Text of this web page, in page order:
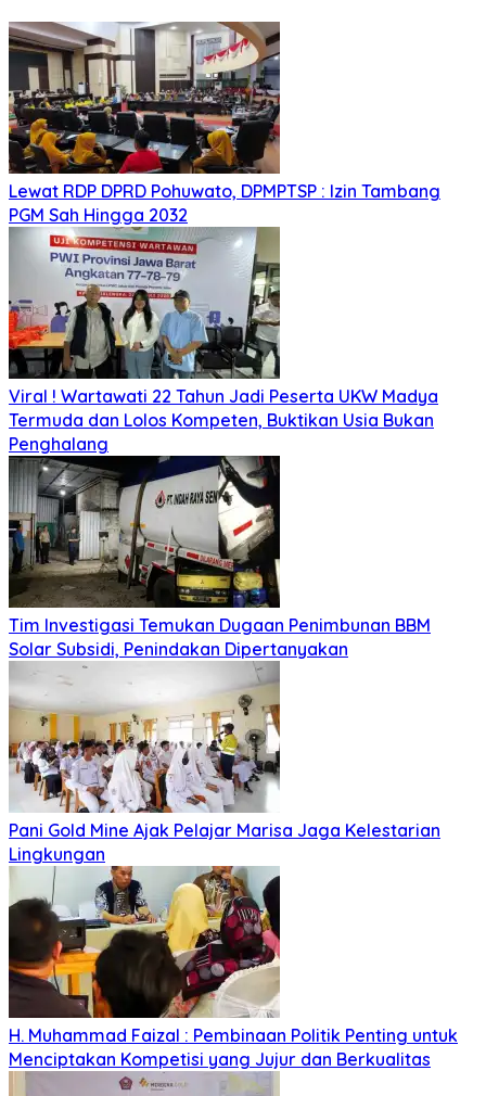
Lewat RDP DPRD Pohuwato, DPMPTSP : Izin Tambang
PGM Sah Hingga 2032
Viral ! Wartawati 22 Tahun Jadi Peserta UKW Madya
Termuda dan Lolos Kompeten, Buktikan Usia Bukan
Penghalang
Tim Investigasi Temukan Dugaan Penimbunan BBM
Solar Subsidi, Penindakan Dipertanyakan
Pani Gold Mine Ajak Pelajar Marisa Jaga Kelestarian
Lingkungan
H. Muhammad Faizal : Pembinaan Politik Penting untuk
Menciptakan Kompetisi yang Jujur dan Berkualitas